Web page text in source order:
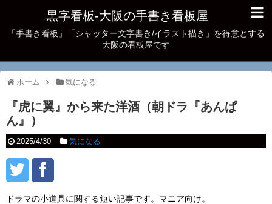
黒字看板‐大阪の手書き看板屋
「手書き看板」「シャッター文字書き/イラスト描き」を得意とする
大阪の看板屋です
ホーム 気になる
『虎に翼』から来た洋酒（朝ドラ『あんぱ
ん』）
2025/4/30 気になる
ドラマの小道具に関する短い記事です。マニア向け。